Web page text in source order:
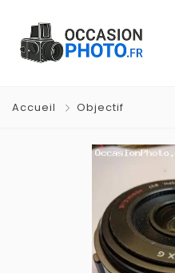
Accueil Objectif